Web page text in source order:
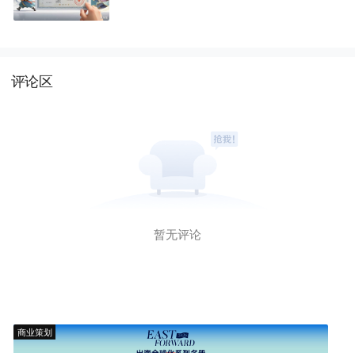
评论区
暂无评论
商业策划